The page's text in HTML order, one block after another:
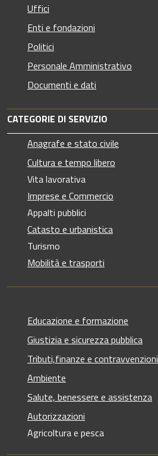
Uffici
Enti e fondazioni
Politici
Personale Amministrativo
Documenti e dati
CATEGORIE DI SERVIZIO
Anagrafe e stato civile
Cultura e tempo libero
Vita lavorativa
Imprese e Commercio
Appalti pubblici
Catasto e urbanistica
Turismo
Mobilità e trasporti
Educazione e formazione
Giustizia e sicurezza pubblica
Tributi,finanze e contravvenzioni
Ambiente
Salute, benessere e assistenza
Autorizzazioni
Agricoltura e pesca